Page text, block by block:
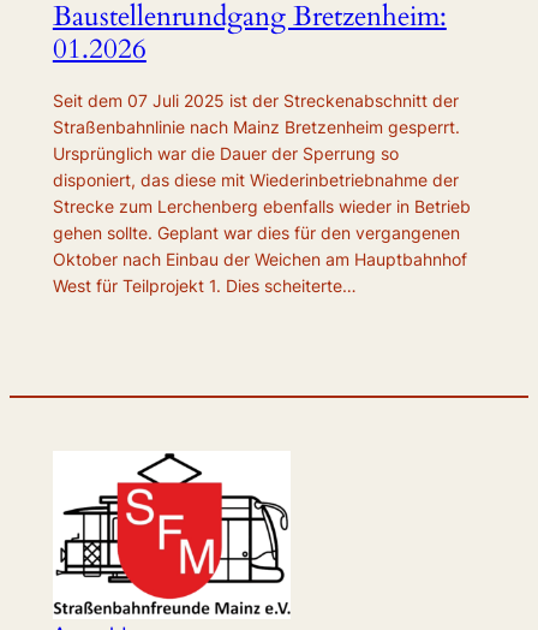
Baustellenrundgang Bretzenheim:
01.2026
Seit dem 07 Juli 2025 ist der Streckenabschnitt der
Straßenbahnlinie nach Mainz Bretzenheim gesperrt.
Ursprünglich war die Dauer der Sperrung so
disponiert, das diese mit Wiederinbetriebnahme der
Strecke zum Lerchenberg ebenfalls wieder in Betrieb
gehen sollte. Geplant war dies für den vergangenen
Oktober nach Einbau der Weichen am Hauptbahnhof
West für Teilprojekt 1. Dies scheiterte…